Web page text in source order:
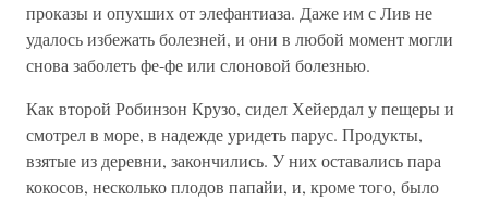
проказы и опухших от элефантиаза. Даже им с Лив не
удалось избежать болезней, и они в любой момент могли
снова заболеть фе-фе или слоновой болезнью.
Как второй Робинзон Крузо, сидел Хейердал у пещеры и
смотрел в море, в надежде уридеть парус. Продукты,
взятые из деревни, закончились. У них оставались пара
кокосов, несколько плодов папайи, и, кроме того, было